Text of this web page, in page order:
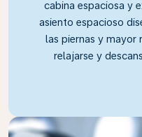
cabina espaciosa y
asiento espacioso
las piernas y mayor
relajarse y